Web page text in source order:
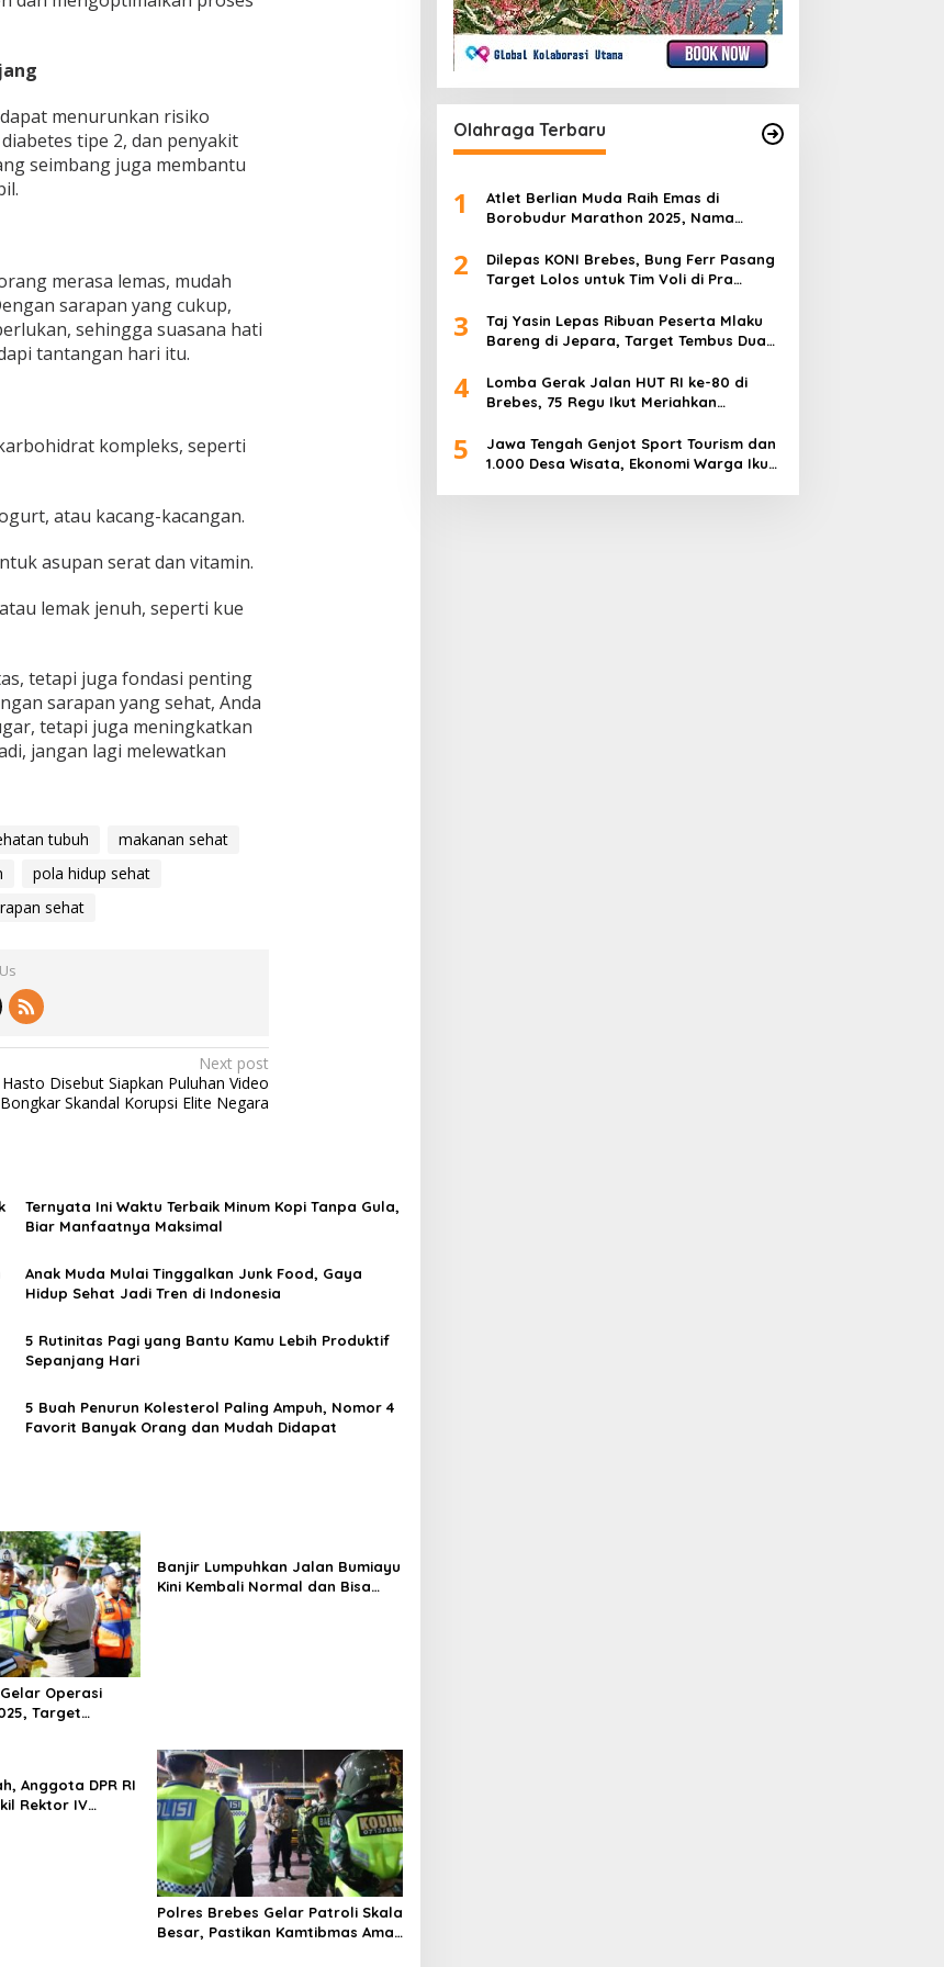
menurunkan risiko
tipe 2, dan penyakit
seimbang juga membantu
merasa lemas, mudah
sarapan yang cukup,
sehingga suasana hati
tantangan hari itu.
kompleks, seperti
atau kacang-kacangan.
asupan serat dan vitamin.
lemak jenuh, seperti kue
tetapi juga fondasi penting
sarapan yang sehat, Anda
tetapi juga meningkatkan
jangan lagi melewatkan
tubuh
makanan sehat
pola hidup sehat
sehat
Next post
Hasto Disebut Siapkan Puluhan Video
Bongkar Skandal Korupsi Elite Negara
Ternyata Ini Waktu Terbaik Minum Kopi Tanpa Gula,
Biar Manfaatnya Maksimal
Anak Muda Mulai Tinggalkan Junk Food, Gaya
Hidup Sehat Jadi Tren di Indonesia
5 Rutinitas Pagi yang Bantu Kamu Lebih Produktif
Sepanjang Hari
5 Buah Penurun Kolesterol Paling Ampuh, Nomor 4
Favorit Banyak Orang dan Mudah Didapat
Operasi
Target
Banjir Lumpuhkan Jalan Bumiayu
Kini Kembali Normal dan Bisa
Anggota DPR RI
Rektor IV
Polres Brebes Gelar Patroli Skala
Besar, Pastikan Kamtibmas Aman
Olahraga Terbaru
1
Atlet Berlian Muda Raih Emas di
Borobudur Marathon 2025, Nama
2
Dilepas KONI Brebes, Bung Ferr Pasang
Target Lolos untuk Tim Voli di Pra
3
Taj Yasin Lepas Ribuan Peserta Mlaku
Bareng di Jepara, Target Tembus Dua
4
Lomba Gerak Jalan HUT RI ke-80 di
Brebes, 75 Regu Ikut Meriahkan
5
Jawa Tengah Genjot Sport Tourism dan
1.000 Desa Wisata, Ekonomi Warga Ikut